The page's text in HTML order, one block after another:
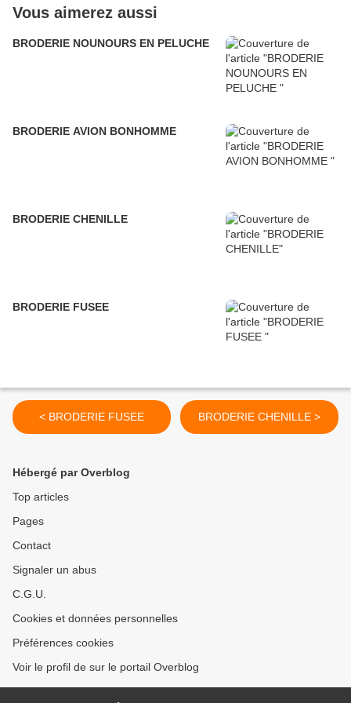
Vous aimerez aussi
BRODERIE NOUNOURS EN PELUCHE
BRODERIE AVION BONHOMME
BRODERIE CHENILLE
BRODERIE FUSEE
< BRODERIE FUSEE BRODERIE CHENILLE >
Hébergé par Overblog
Top articles
Pages
Contact
Signaler un abus
C.G.U.
Cookies et données personnelles
Préférences cookies
Voir le profil de sur le portail Overblog